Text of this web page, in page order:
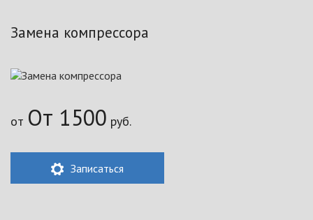
Замена компрессора
от От 1500 руб.
Записаться